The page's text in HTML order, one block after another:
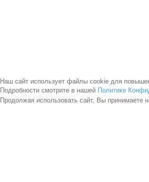
Наш сайт использует файлы cookie для
Подробности смотрите в нашей Политике
Продолжая использовать сайт, Вы